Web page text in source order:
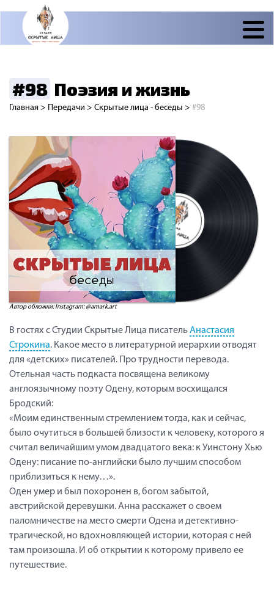
#98 Поэзия и жизнь
Главная > Передачи > Скрытые лица - беседы > #98
Автор обложки: Instagram: @amark.art
В гостях с Студии Скрытые Лица писательАнастасия
Строкина. Какое место в литературной иерархии отводят
для «детских» писателей. Про трудности перевода.
Отельная часть подкаста посвящена великому
англоязычному поэту Одену, которым восхищался
Бродский:
«Моим единственным стремлением тогда, как и сейчас,
было очутиться в большей близости к человеку, которого я
считал величайшим умом двадцатого века: к Уинстону Хью
Одену: писание по-английски было лучшим способом
приблизиться к нему…».
Оден умер и был похоронен в, богом забытой,
австрийской деревушки. Анна расскажет о своем
паломничестве на место смерти Одена и детективно-
трагической, но вдохновляющей истории, которая с ней
там произошла. И об открытии к которому привело ее
путешествие.